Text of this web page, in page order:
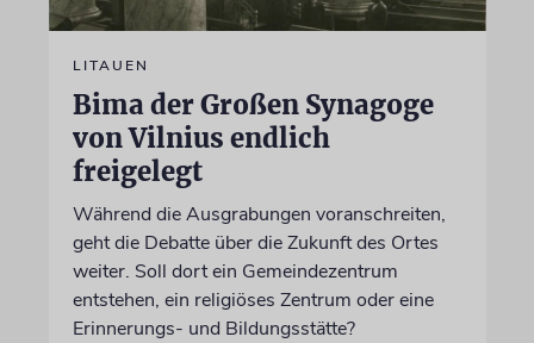
LITAUEN
Bima der Großen Synagoge
von Vilnius endlich
freigelegt
Während die Ausgrabungen voranschreiten,
geht die Debatte über die Zukunft des Ortes
weiter. Soll dort ein Gemeindezentrum
entstehen, ein religiöses Zentrum oder eine
Erinnerungs- und Bildungsstätte?